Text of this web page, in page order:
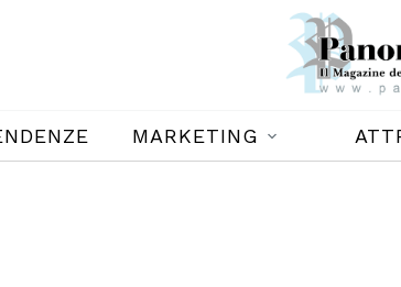
MARKETING